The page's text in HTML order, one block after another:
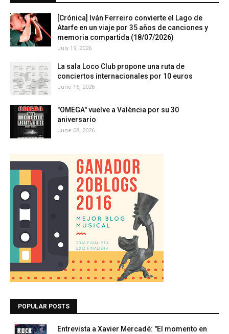
[Crónica] Iván Ferreiro convierte el Lago de
Atarfe en un viaje por 35 años de canciones y
memoria compartida (18/07/2026)
July 19, 2026
La sala Loco Club propone una ruta de
conciertos internacionales por 10 euros
June 16, 2026
"OMEGA" vuelve a València por su 30
aniversario
June 08, 2026
POPULAR POSTS
Entrevista a Xavier Mercadé: "El momento en